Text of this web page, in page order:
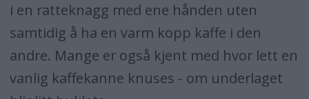
i en ratteknagg med ene hånden uten
samtidig å ha en varm kopp kaffe i den
andre. Mange er også kjent med hvor lett en
vanlig kaffekanne knuses - om underlaget